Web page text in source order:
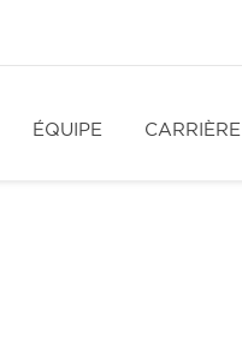
ÉQUIPE CARRIÈRE